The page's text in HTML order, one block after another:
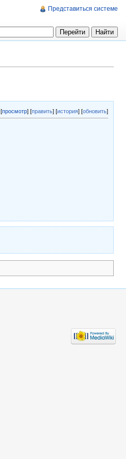
[просмотр] [править] [история] [обновить]
Представиться системе